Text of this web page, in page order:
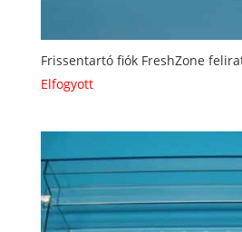
Frissentartó fiók FreshZone
Elfogyott